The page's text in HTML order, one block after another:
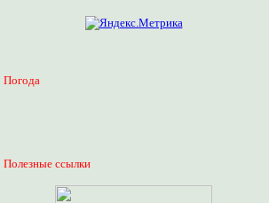
Погода
Полезные ссылки